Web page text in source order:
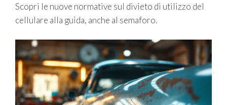
Scopri le nuove normative sul divieto di utilizzo del
cellulare alla guida, anche al semaforo.